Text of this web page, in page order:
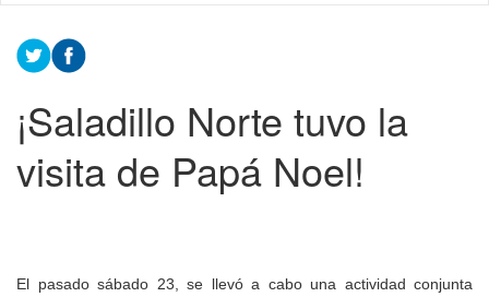
Contenido
principal
¡Saladillo Norte tuvo la
visita de Papá Noel!
El pasado sábado 23, se llevó a cabo una actividad conjunta